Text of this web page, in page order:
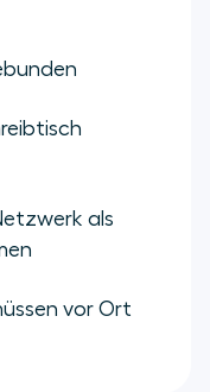
als
vor Ort